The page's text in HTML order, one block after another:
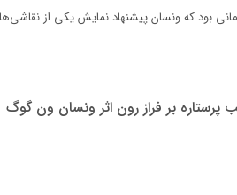
بود که ونسان پیشنهاد نمایش یکی از